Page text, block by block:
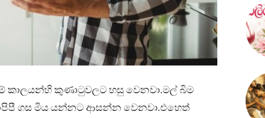
කාලයන්හි කුණාටුවලට හසු වෙනවා.මල් බිම
ගස මිය යන්නට ආසන්න වෙනවා.එහෙත්